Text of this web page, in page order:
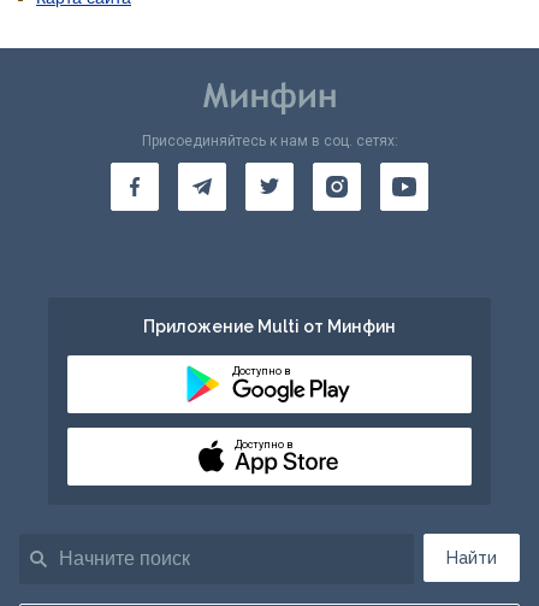
Найти
Присоединяйтесь к нам в соц. сетях:
Приложение Multi от Минфин
Доступно в
Доступно в